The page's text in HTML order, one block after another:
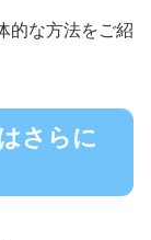
的な方法をご紹
さらに